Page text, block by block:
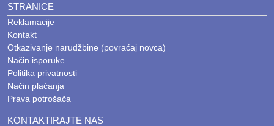
STRANICE
Reklamacije
Kontakt
Otkazivanje narudžbine (povraćaj novca)
Način isporuke
Politika privatnosti
Način plaćanja
Prava potrošača
KONTAKTIRAJTE NAS